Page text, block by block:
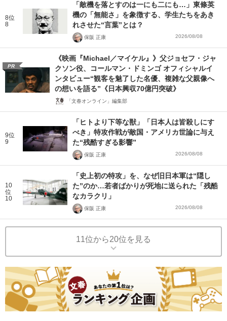
8位
8
「敵機を落とすのは一にも二にも…」東條英
機の「無能さ」を象徴する、学生たちをあき
れさせた“言葉”とは？
保阪 正康 2026/08/08
PR
《映画『Michael／マイケル』》父ジョセフ・ジャ
クソン役、コールマン・ドミンゴ オフィシャルイ
ンタビュー“観客を魅了した名優、複雑な父親像へ
の想いを語る”《日本興収70億円突破》
「文春オンライン」編集部
9位
9
「ヒトより下等な獣」「日本人は皆殺しにす
べき」特攻作戦が敵国・アメリカ世論に与え
た“残酷すぎる影響”
保阪 正康 2026/08/08
10
位
10
「史上初の特攻」を、なぜ旧日本軍は“隠し
た”のか…若者ばかりが死地に送られた「残酷
なカラクリ」
保阪 正康 2026/08/08
11位から20位を見る